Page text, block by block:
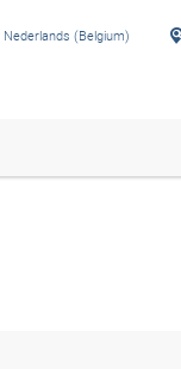
Nederlands (Belgium)